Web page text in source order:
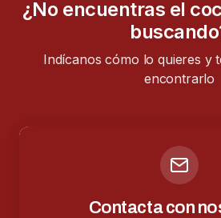
¿No encuentras el
Indícanos cómo lo quieres y
encontrarlo
Contacta con